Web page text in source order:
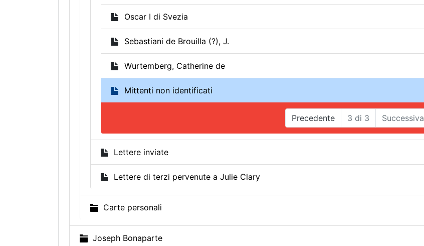
Oscar I di Svezia
Sebastiani de Brouilla (?), J.
Wurtemberg, Catherine de
Mittenti non identificati
Precedente 3 di 3 Successiva
Lettere inviate
Lettere di terzi pervenute a Julie Clary
Carte personali
Joseph Bonaparte